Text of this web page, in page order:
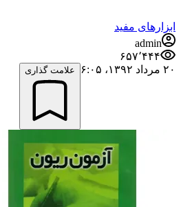
ابزارهای مفید
admin
۶۵۷٬۴۴۴
۲۰ مرداد ۱۳۹۲،‏ ۶:۰۵
علامت گذاری